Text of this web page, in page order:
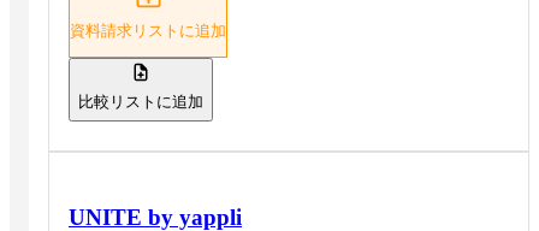
資料請求リストに追加
比較リストに追加
UNITE by yappli